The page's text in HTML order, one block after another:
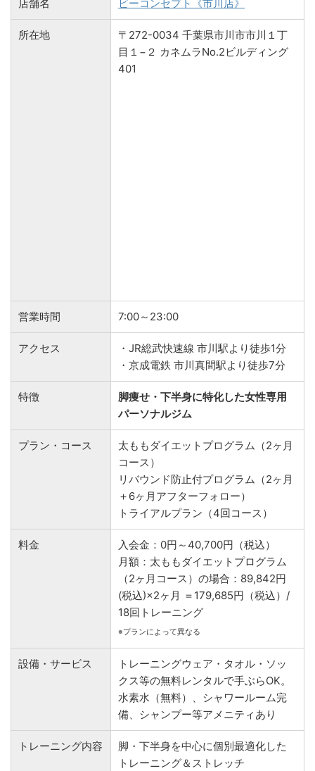
店舗名 ビーコンセプト《市川店》
所在地
〒272-0034 千葉県市川市市川１丁
目１−２ カネムラNo.2ビルディング
401
営業時間 7:00～23:00
アクセス
・JR総武快速線 市川駅より徒歩1分
・京成電鉄 市川真間駅より徒歩7分
特徴
脚痩せ・下半身に特化した女性専用
パーソナルジム
プラン・コース
太ももダイエットプログラム（2ヶ月
コース）
リバウンド防止付プログラム（2ヶ月
＋6ヶ月アフターフォロー）
トライアルプラン（4回コース）
料金
入会金：0円～40,700円（税込）
月額：太ももダイエットプログラム
（2ヶ月コース）の場合：89,842円
(税込)×2ヶ月 ＝179,685円（税込）/
18回トレーニング
※プランによって異なる
設備・サービス
トレーニングウェア・タオル・ソッ
クス等の無料レンタルで手ぶらOK。
水素水（無料）、シャワールーム完
備、シャンプー等アメニティあり
トレーニング内容
脚・下半身を中心に個別最適化した
トレーニング＆ストレッチ